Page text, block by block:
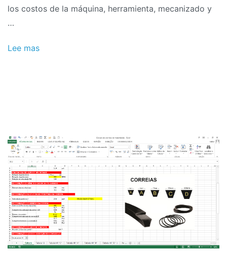
los costos de la máquina, herramienta, mecanizado y
…
Lee mas